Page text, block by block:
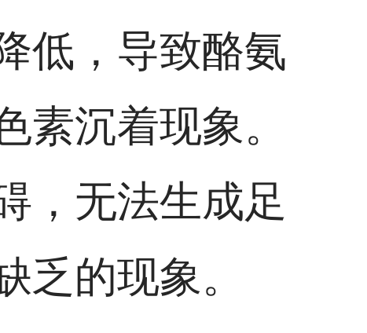
低，导致酪氨
素沉着现象。
，无法生成足
乏的现象。